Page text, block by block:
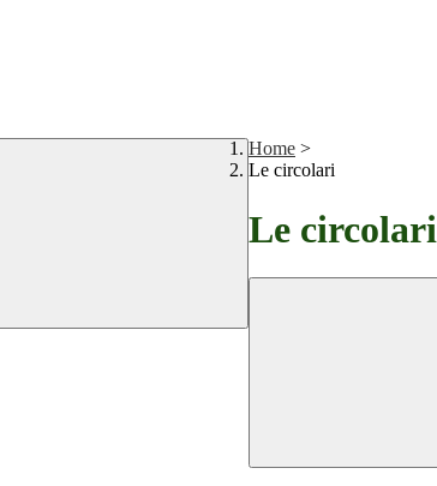
Home >
Le circolari
Le circolari